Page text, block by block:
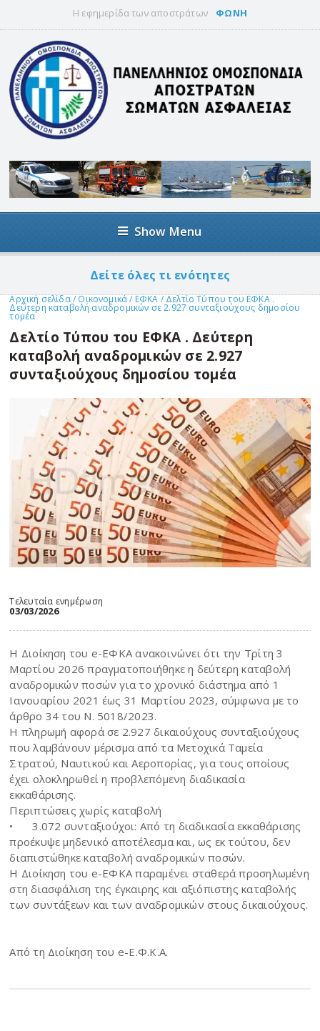
Η εφημερίδα των αποστράτων ΦΩΝΗ
Show Menu
Δείτε όλες τι ενότητες
Αρχική σελίδα/Οικονομικά/ ΕΦΚΑ/Δελτίο Τύπου του ΕΦΚΑ .
Δεύτερη καταβολή αναδρομικών σε 2.927 συνταξιούχους δημοσίου
τομέα
Δελτίο Τύπου του ΕΦΚΑ . Δεύτερη
καταβολή αναδρομικών σε 2.927
συνταξιούχους δημοσίου τομέα
Τελευταία ενημέρωση
03/03/2026
Η Διοίκηση του e-ΕΦΚΑ ανακοινώνει ότι την Τρίτη 3
Μαρτίου 2026 πραγματοποιήθηκε η δεύτερη καταβολή
αναδρομικών ποσών για το χρονικό διάστημα από 1
Ιανουαρίου 2021 έως 31 Μαρτίου 2023, σύμφωνα με το
άρθρο 34 του Ν. 5018/2023.
Η πληρωμή αφορά σε 2.927 δικαιούχους συνταξιούχους
που λαμβάνουν μέρισμα από τα Μετοχικά Ταμεία
Στρατού, Ναυτικού και Αεροπορίας, για τους οποίους
έχει ολοκληρωθεί η προβλεπόμενη διαδικασία
εκκαθάρισης.
Περιπτώσεις χωρίς καταβολή
•
3.072 συνταξιούχοι: Από τη διαδικασία εκκαθάρισης
προέκυψε μηδενικό αποτέλεσμα και, ως εκ τούτου, δεν
διαπιστώθηκε καταβολή αναδρομικών ποσών.
Η Διοίκηση του e-ΕΦΚΑ παραμένει σταθερά προσηλωμένη
στη διασφάλιση της έγκαιρης και αξιόπιστης καταβολής
των συντάξεων και των αναδρομικών στους δικαιούχους.
Από τη Διοίκηση του e-Ε.Φ.Κ.Α.